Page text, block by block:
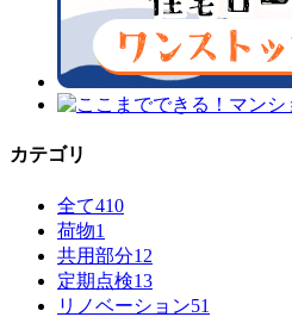
カテゴリ
全て410
荷物1
共用部分12
定期点検13
リノベーション51